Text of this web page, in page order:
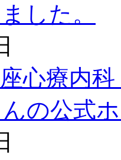
した。
心療内科
の公式